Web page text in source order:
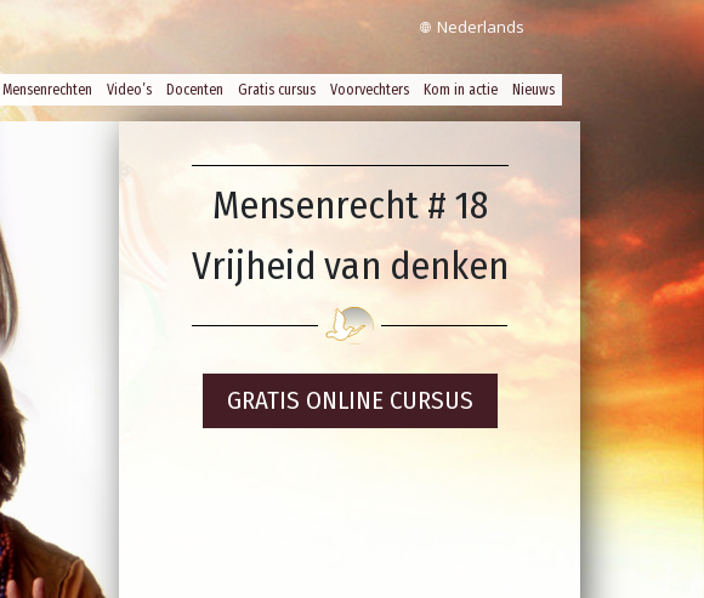
Nederlands
Mensenrechten Video’s Docenten Gratis cursus Voorvechters Kom in actie Nieuws
Mensenrecht # 18
Vrijheid van denken
GRATIS ONLINE CURSUS